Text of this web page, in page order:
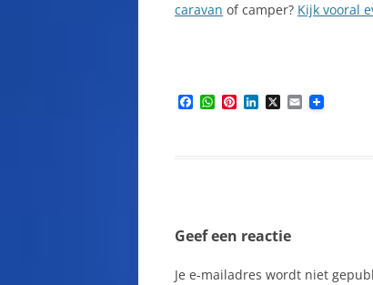
caravan of camper? Kijk vooral
a
W
h
P X E
m
Geef een reactie
Je e-mailadres wordt niet